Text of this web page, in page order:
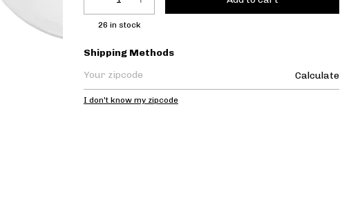
26 in stock
Shipping for zipcode:
Shipping Methods
Calculate
I don't know my zipcode